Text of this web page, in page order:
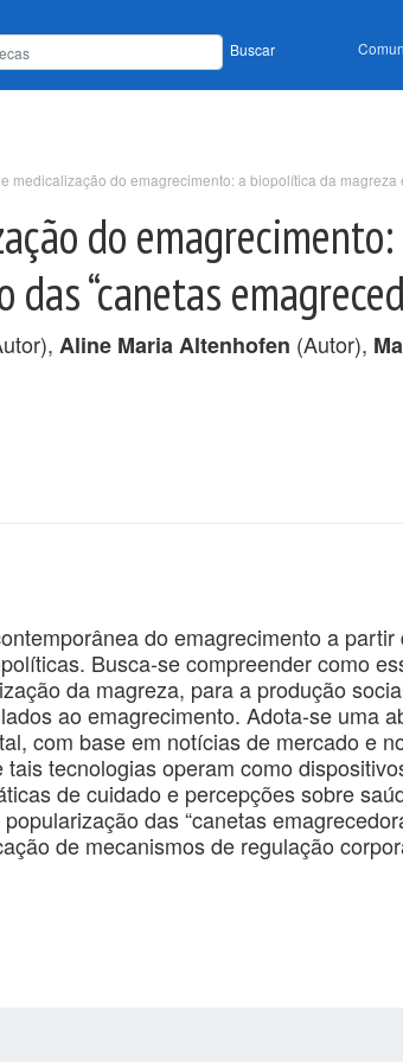
Buscar
medicalização do emagrecimento: a biopolítica da magreza
do
“canetas
Aline Maria Altenhofen (Autor),
do emagrecimento a partir
Busca-se compreender como
da magreza, para a produção
ao emagrecimento. Adota-se uma
com base em notícias de mercado e
tecnologias operam como
de cuidado e percepções sobre
das “canetas
de mecanismos de regulação